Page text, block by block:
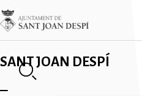
Pasar
al
contenido
SANT JOAN DESPÍ
Imatge
✕